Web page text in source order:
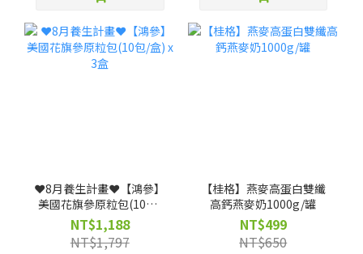
❤️8月養生計畫❤️【鴻參】
美國花旗參原粒包(10包/
盒) x 3盒
NT$1,188
NT$1,797
【桂格】燕麥高蛋白雙纖
高鈣燕麥奶1000g/罐
NT$499
NT$650